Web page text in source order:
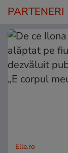
PARTENERI
Elle.ro